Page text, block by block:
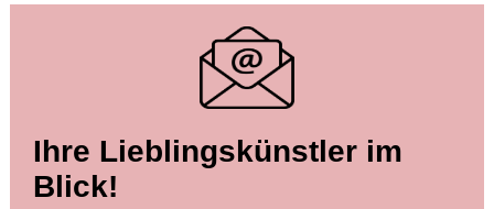
Ihre Lieblingskünstler im
Blick!